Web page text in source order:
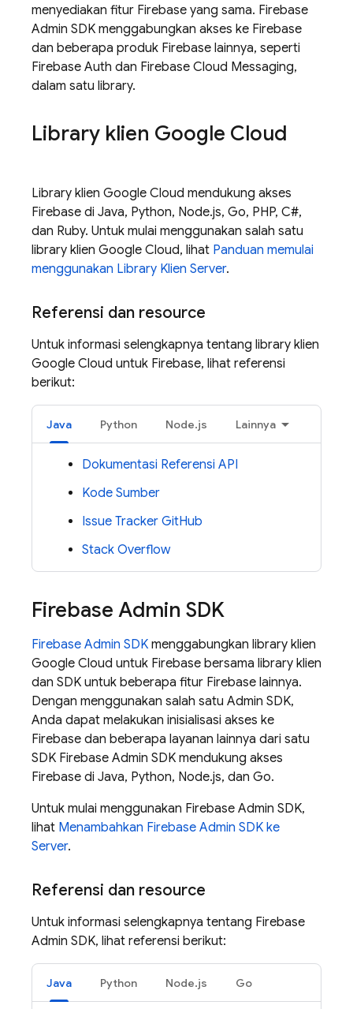
menyediakan fitur Firebase yang sama. Firebase
Admin SDK menggabungkan akses ke Firebase
dan beberapa produk Firebase lainnya, seperti
Firebase Auth dan Firebase Cloud Messaging,
dalam satu library.
Library klien Google Cloud
Library klien Google Cloud mendukung akses
Firebase di Java, Python, Node.js, Go, PHP, C#,
dan Ruby. Untuk mulai menggunakan salah satu
library klien Google Cloud, lihat Panduan memulai
menggunakan Library Klien Server.
Referensi dan resource
Untuk informasi selengkapnya tentang library klien
Google Cloud untuk Firebase, lihat referensi
berikut:
Java Python Node.js Lainnya
Dokumentasi Referensi API
Kode Sumber
Issue Tracker GitHub
Stack Overflow
Firebase Admin SDK
Firebase Admin SDK menggabungkan library klien
Google Cloud untuk Firebase bersama library klien
dan SDK untuk beberapa fitur Firebase lainnya.
Dengan menggunakan salah satu Admin SDK,
Anda dapat melakukan inisialisasi akses ke
Firebase dan beberapa layanan lainnya dari satu
SDK Firebase Admin SDK mendukung akses
Firebase di Java, Python, Node.js, dan Go.
Untuk mulai menggunakan Firebase Admin SDK,
lihat Menambahkan Firebase Admin SDK ke
Server.
Referensi dan resource
Untuk informasi selengkapnya tentang Firebase
Admin SDK, lihat referensi berikut:
Java Python Node.js Go